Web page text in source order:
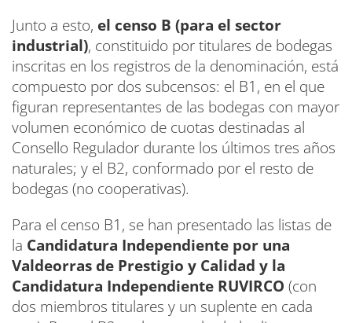
Junto a esto, el censo B (para el sector
industrial), constituido por titulares de bodegas
inscritas en los registros de la denominación, está
compuesto por dos subcensos: el B1, en el que
figuran representantes de las bodegas con mayor
volumen económico de cuotas destinadas al
Consello Regulador durante los últimos tres años
naturales; y el B2, conformado por el resto de
bodegas (no cooperativas).
Para el censo B1, se han presentado las listas de
la Candidatura Independiente por una
Valdeorras de Prestigio y Calidad y la
Candidatura Independiente RUVIRCO (con
dos miembros titulares y un suplente en cada